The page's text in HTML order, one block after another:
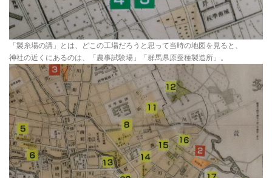
「製糸場の講」とは、どこの工場だろうと思って当時の地図を見ると、
神社の近くにあるのは、「農事試験場」「群馬県原蚕種製造所」。